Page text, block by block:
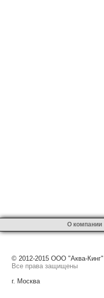
О компании
© 2012-2015 ООО "Аква-Кинг"
Все права защищены
г. Москва